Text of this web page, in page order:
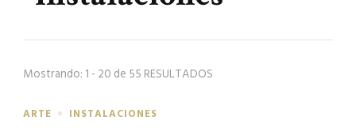
Mostrando: 1 - 20 de 55 RESULTADOS
ARTE INSTALACIONES